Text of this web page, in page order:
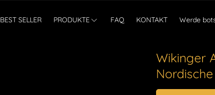
BEST SELLER PRODUKTE FAQ KONTAKT Werde
Wikinger